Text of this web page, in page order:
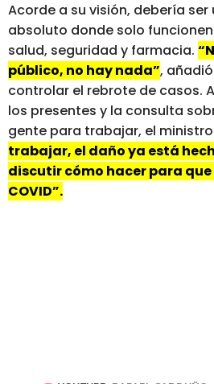
Acorde a su visión, debería
absoluto donde solo
salud, seguridad y farmacia.
público, no hay nada”,
controlar el rebrote de casos.
los presentes y la consulta
gente para trabajar, el
trabajar, el daño ya está
discutir cómo hacer para que
COVID”.